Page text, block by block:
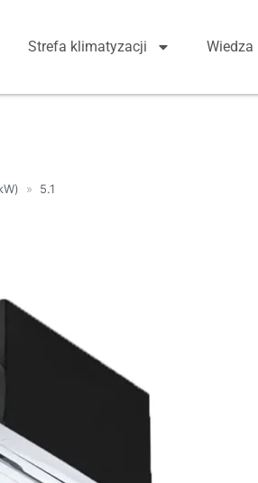
Strefa klimatyzacji Wiedza
» 5.1